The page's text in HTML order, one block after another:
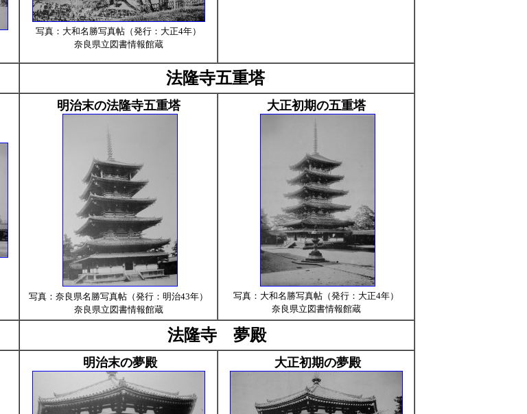
写真：大和名勝写真帖（発行：大正4年）
奈良県立図書情報館蔵
法隆寺五重塔
明治末の法隆寺五重塔
写真：奈良県名勝写真帖（発行：明治43年）
奈良県立図書情報館蔵
大正初期の五重塔
写真：大和名勝写真帖（発行：大正4年）
奈良県立図書情報館蔵
法隆寺 夢殿
明治末の夢殿 大正初期の夢殿